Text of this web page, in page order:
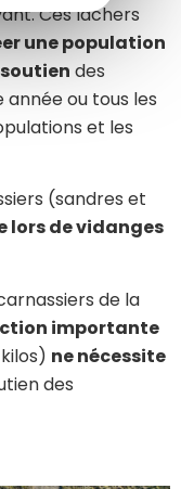
Ces lâchers
une population
des
ou tous les
et les
(sandres et
lors de vidanges
de la
importante
ne nécessite
des